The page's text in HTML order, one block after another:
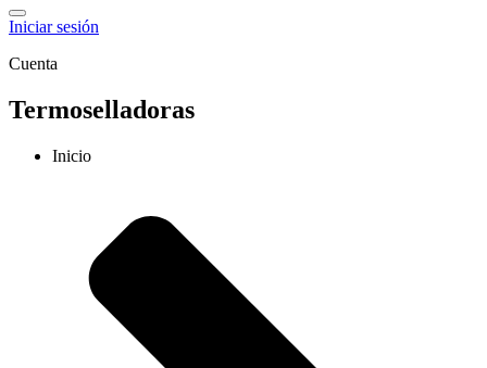
Iniciar sesión
Cuenta
Termoselladoras
Inicio